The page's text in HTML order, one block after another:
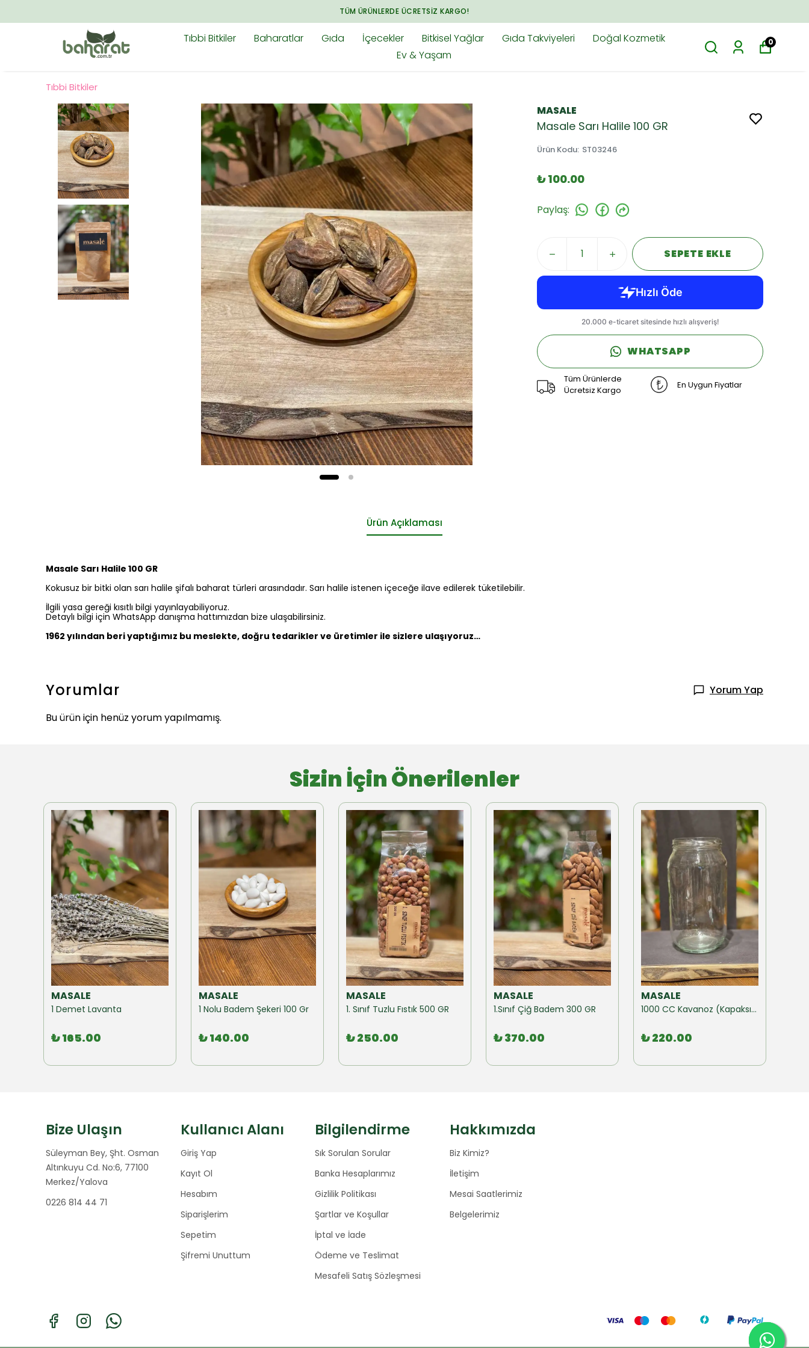
ARADIĞINIZ HER ŞEY BAHARAT.COM.TR'DE
Tıbbi Bitkiler Baharatlar Gıda İçecekler Bitkisel Yağlar Gıda Takviyeleri
Doğal Kozmetik
Ev & Yaşam
0
Tıbbi Bitkiler
MASALE
Masale Sarı Halile 100 GR
Ürün Kodu: ST03246
₺ 100.00
Paylaş:
SEPETE EKLE
WHATSAPP
Tüm Ürünlerde
Ücretsiz Kargo
En Uygun Fiyatlar
Ürün Açıklaması
Masale Sarı Halile 100 GR
Kokusuz bir bitki olan sarı halile şifalı baharat türleri arasındadır. Sarı halile istenen içeceğe ilave edilerek tüketilebilir.
İlgili yasa gereği kısıtlı bilgi yayınlayabiliyoruz.
Detaylı bilgi için WhatsApp danışma hattımızdan bize ulaşabilirsiniz.
1962 yılından beri yaptığımız bu meslekte, doğru tedarikler ve üretimler ile sizlere ulaşıyoruz…
Yorumlar
Yorum Yap
Bu ürün için henüz yorum yapılmamış.
Sizin İçin Önerilenler
MASALE
1 Demet Lavanta
₺ 165.00
MASALE
1 Nolu Badem Şekeri 100 Gr
₺ 140.00
MASALE
1. Sınıf Tuzlu Fıstık 500 GR
₺ 250.00
MASALE
1.Sınıf Çiğ Badem 300 GR
₺ 370.00
MASALE
1000 CC Kavanoz (Kapaksız) 10 Adet
₺ 220.00
Bize Ulaşın
Süleyman Bey, Şht. Osman
Altınkuyu Cd. No:6, 77100
Merkez/Yalova
0226 814 44 71
Kullanıcı Alanı
Giriş Yap
Kayıt Ol
Hesabım
Siparişlerim
Sepetim
Şifremi Unuttum
Bilgilendirme
Sık Sorulan Sorular
Banka Hesaplarımız
Gizlilik Politikası
Şartlar ve Koşullar
İptal ve İade
Ödeme ve Teslimat
Mesafeli Satış Sözleşmesi
Hakkımızda
Biz Kimiz?
İletişim
Mesai Saatlerimiz
Belgelerimiz